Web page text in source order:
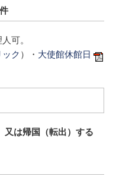
可。
ク ）・ 大使館休館日
又は帰国（転出）する